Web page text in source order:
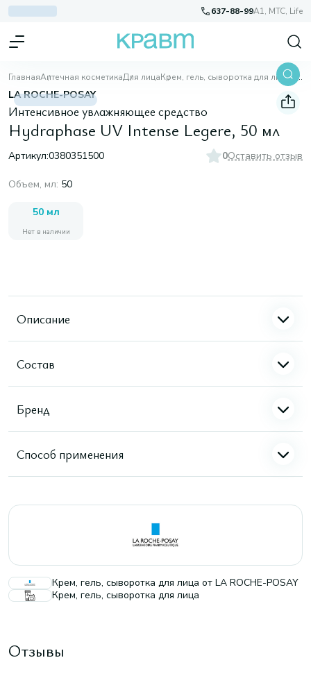
637-88-99A1, МТС, Life
ГлавнаяАптечная косметикаДля лицаКрем, гель, сыворотка для лица Hydraphase UV Intense Legere, 50 мл
LA ROCHE-POSAY
Интенсивное увлажняющее средство
Hydraphase UV Intense Legere, 50 мл
Артикул:0380351500 0Оставить отзыв
Объем, мл: 50
50 мл
Нет в наличии
Описание
Состав
Бренд
Способ применения
Крем, гель, сыворотка для лица от LA ROCHE-POSAY
Крем, гель, сыворотка для лица
Отзывы